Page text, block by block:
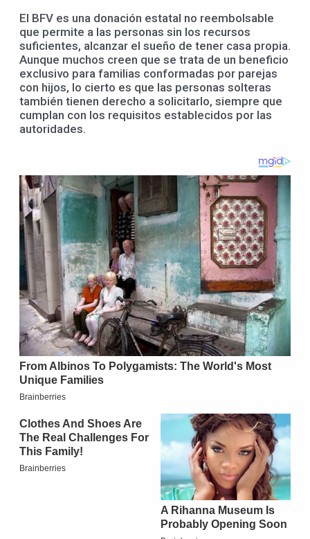
El BFV es una donación estatal no reembolsable
que permite a las personas sin los recursos
suficientes, alcanzar el sueño de tener casa propia.
Aunque muchos creen que se trata de un beneficio
exclusivo para familias conformadas por parejas
con hijos, lo cierto es que las personas solteras
también tienen derecho a solicitarlo, siempre que
cumplan con los requisitos establecidos por las
autoridades.